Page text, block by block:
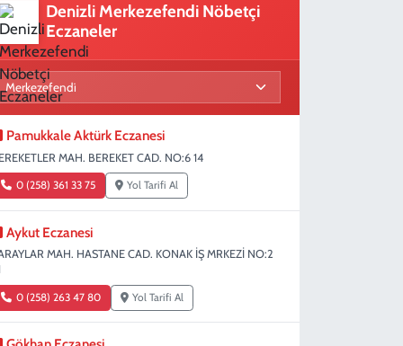
Denizli Merkezefendi Nöbetçi
Eczaneler
Pamukkale Aktürk Eczanesi
MAH. BEREKET CAD. NO:6 14
0 (258) 361 33 75 Yol Tarifi Al
Aykut Eczanesi
MAH. HASTANE CAD. KONAK İŞ MRKEZİ NO:2
0 (258) 263 47 80 Yol Tarifi Al